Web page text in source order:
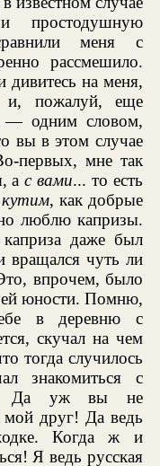
меня с
рассмешило.
дивитесь на меня,
пожалуй, еще
— одним словом,
вы в этом случае
первых, мне так
ас вами... то есть
кутим, как добрые
люблю капризы.
даже был
вращался чуть ли
впрочем, было
юности. Помню,
в деревню с
скучал на чем
тогда случилось
знакомиться с
Да уж вы не
мой друг! Да ведь
Когда ж и
Я ведь русская